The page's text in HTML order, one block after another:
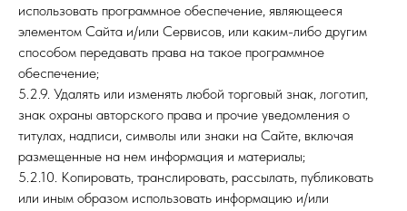
использовать программное обеспечение, являющееся
элементом Сайта и/или Сервисов, или каким-либо другим
способом передавать права на такое программное
обеспечение;
5.2.9. Удалять или изменять любой торговый знак, логотип,
знак охраны авторского права и прочие уведомления о
титулах, надписи, символы или знаки на Сайте, включая
размещенные на нем информация и материалы;
5.2.10. Копировать, транслировать, рассылать, публиковать
или иным образом использовать информацию и/или